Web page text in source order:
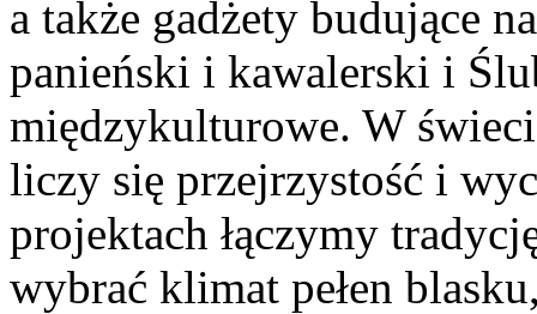
a także gadżety budujące
panieński i kawalerski i
międzykulturowe. W
liczy się przejrzystość i
projektach łączymy
wybrać klimat pełen